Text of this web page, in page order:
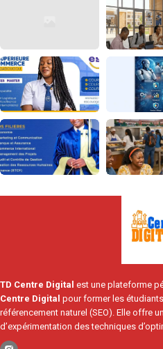
TD Centre Digital est une plateforme
Centre Digital pour former les
référencement naturel (SEO). Elle offre
d’expérimentation des techniques